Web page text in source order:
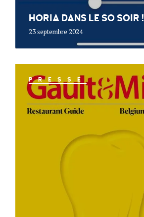
HORIA DANS LE SO SOIR !
23 septembre 2024
PRESSE